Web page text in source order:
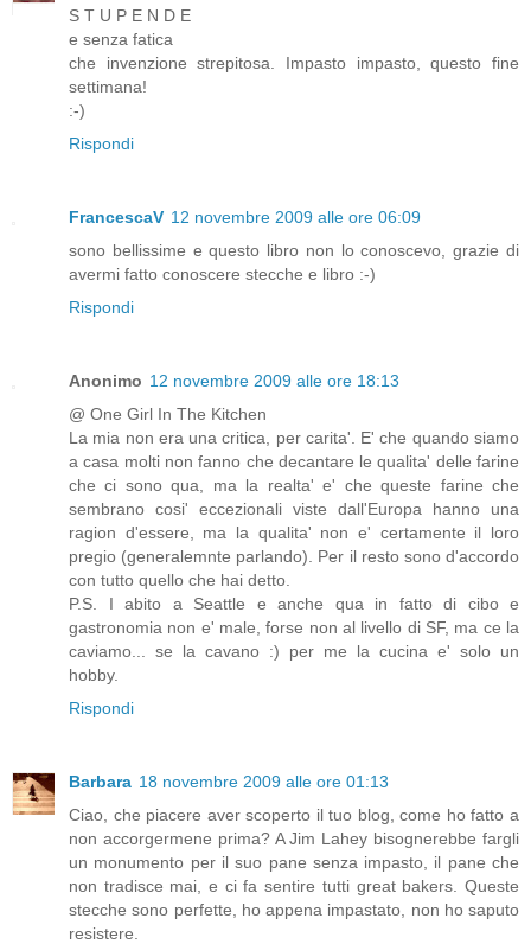
S T U P E N D E
e senza fatica
che invenzione strepitosa. Impasto impasto, questo fine
settimana!
:-)
Rispondi
FrancescaV 12 novembre 2009 alle ore 06:09
sono bellissime e questo libro non lo conoscevo, grazie di
avermi fatto conoscere stecche e libro :-)
Rispondi
Anonimo 12 novembre 2009 alle ore 18:13
@ One Girl In The Kitchen
La mia non era una critica, per carita'. E' che quando siamo
a casa molti non fanno che decantare le qualita' delle farine
che ci sono qua, ma la realta' e' che queste farine che
sembrano cosi' eccezionali viste dall'Europa hanno una
ragion d'essere, ma la qualita' non e' certamente il loro
pregio (generalemnte parlando). Per il resto sono d'accordo
con tutto quello che hai detto.
P.S. I abito a Seattle e anche qua in fatto di cibo e
gastronomia non e' male, forse non al livello di SF, ma ce la
caviamo... se la cavano :) per me la cucina e' solo un
hobby.
Rispondi
Barbara 18 novembre 2009 alle ore 01:13
Ciao, che piacere aver scoperto il tuo blog, come ho fatto a
non accorgermene prima? A Jim Lahey bisognerebbe fargli
un monumento per il suo pane senza impasto, il pane che
non tradisce mai, e ci fa sentire tutti great bakers. Queste
stecche sono perfette, ho appena impastato, non ho saputo
resistere.